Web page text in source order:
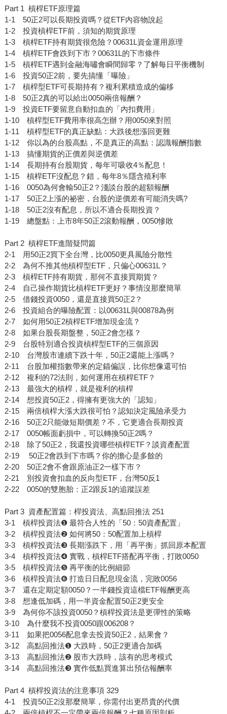
Part 1 槓桿ETF原理篇
1-1 50正2可以長期投資嗎？從ETF內容物說起
1-2 投資槓桿ETF前，須知的期貨原理
1-3 槓桿ETF持有期貨很危險？00631L資金運用原理
1-4 槓桿ETF會跌到下市？00631L的下市條件
1-5 槓桿ETF遇到金融海嘯會瞬間歸零？了解每日平衡機制
1-6 投資50正2前，要先搞懂「曝險」
1-7 槓桿型ETF可長期持有？複利累積造成的偏移
1-8 50正2真的可以給出0050兩倍報酬？
1-9 投資ETF要留意自動扣血的「內扣費用」
1-10 槓桿型ETF費用率很高怎辦？用0050來對照
1-11 槓桿型ETF的真正缺點：大跌後想漲回更難
1-12 你以為的台股高點，不是真正的高點：認識報酬指數
1-13 搞懂期貨的正價差與逆價差
1-14 長期持有台股期貨，每年可吸收4％配息！
1-15 槓桿ETF沒配息？錯，每年8％隱含殖利率
1-16 0050為何會輸50正2？淺談台股的超額報酬
1-17 50正2上漲的祕密，台股的逆價差有可能消失嗎?
1-18 50正2沒有配息，所以不適合長期投資？
1-19 總盤點：上市8年50正2滾動報酬，0050慘敗
Part 2 槓桿ETF進階疑問篇
2-1 用50正2買下全台灣，比0050更具風險分散性
2-2 為何不推其他槓桿型ETF，只偏心00631L？
2-3 槓桿ETF持有期貨，那何不直接買期貨？
2-4 自己操作期貨比槓桿ETF更好？事情沒那麼簡單
2-5 借錢投資0050，還是直接買50正2？
2-6 投資組合的曝險配置：以00631L與00878為例
2-7 如何用50正2槓桿ETF增加現金流？
2-8 如果台股長期盤整，50正2會怎樣？
2-9 台股特別適合投資槓桿型ETF的三個原因
2-10 台灣股市連續下跌十年，50正2還能上漲嗎？
2-11 台股加權指數帶來的定錨偏誤，比你想像還可怕
2-12 複利的72法則，如何運用在槓桿ETF？
2-13 最強大的槓桿，就是複利的槓桿
2-14 想投資50正2，得擁有更強大的「認知」
2-15 兩倍槓桿大漲大跌很可怕？認知決定風險承受力
2-16 50正2只能做短期價差？不，它更適合長期投資
2-17 0050帳面虧損中，可以轉換50正2嗎？
2-18 除了50正2，我還投資哪些槓桿ETF？談資產配置
2-19 50正2會跌到下市嗎？你的擔心是多餘的
2-20 50正2會不會跟原油正2一樣下市？
2-21 別投資會扣血的反向型ETF，台灣50反1
2-22 0050的雙胞胎：正2跟反1的追蹤誤差
Part 3 資產配置篇：桿投資法、高點回推法 251
3-1 槓桿投資法❶ 最符合人性的「50：50資產配置」
3-2 槓桿投資法❷ 如何將50：50配置加上槓桿
3-3 槓桿投資法❸ 長期漲跌下，用「再平衡」抓回原本配置
3-4 槓桿投資法❹ 實戰，槓桿ETF搭配再平衡，打敗0050
3-5 槓桿投資法❺ 再平衡的比例細節
3-6 槓桿投資法❻ 打造日日配息現金流，完敗0056
3-7 還在定期定額0050？一半錢投資這檔ETF報酬更高
3-8 想逢低加碼，用一半資金配置50正2更安全
3-9 為何你不該投資0050？槓桿投資法是更彈性的策略
3-10 為什麼我不投資0050跟006208？
3-11 如果把0056配息拿去投資50正2，結果會？
3-12 高點回推法❶ 大跌時，50正2更適合加碼
3-13 高點回推法❷ 股市大跌時，該有的思考模式
3-14 高點回推法❸ 實作低點買進算出預估報酬率
Part 4 槓桿投資法的注意事項 329
4-1 投資50正2沒那麼簡單，你需付出更昂貴的代價